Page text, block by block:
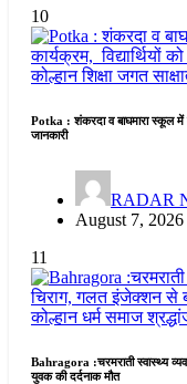
10
कोल्हानशिक्षा जगत
Potka : शंकरदा व बाघमारा स्कूल में
जानकारी
RADAR
August 7, 2026
11
कोल्हानधर्म समाज
Bahragora :चरमराती स्वास्थ्य
युवक की दर्दनाक मौत